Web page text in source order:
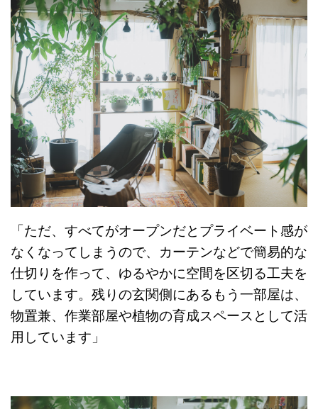
「ただ、すべてがオープンだとプライベート感が
なくなってしまうので、カーテンなどで簡易的な
仕切りを作って、ゆるやかに空間を区切る工夫を
しています。残りの玄関側にあるもう一部屋は、
物置兼、作業部屋や植物の育成スペースとして活
用しています」